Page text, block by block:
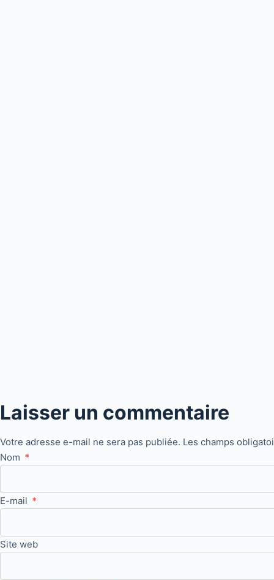
Laisser un commentaire
Votre adresse e-mail ne sera pas publiée. Les champs
Nom *
E-mail *
Site web